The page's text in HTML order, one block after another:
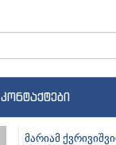
კონტაქტები
მარიამ